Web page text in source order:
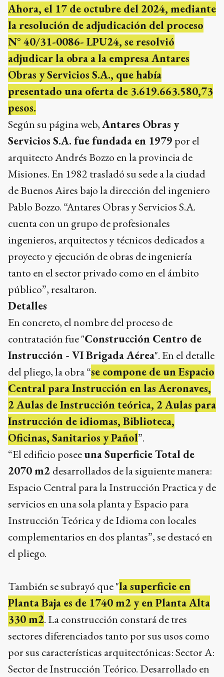
Ahora, el 17 de octubre del 2024, mediante
la resolución de adjudicación del proceso
N° 40/31-0086- LPU24, se resolvió
adjudicar la obra a la empresa Antares
Obras y Servicios S.A., que había
presentado una oferta de 3.619.663.580,73
pesos.
Según su página web,Antares Obras y
Servicios S.A. fue fundada en 1979 por el
arquitecto Andrés Bozzo en la provincia de
Misiones. En 1982 trasladó su sede a la ciudad
de Buenos Aires bajo la dirección del ingeniero
Pablo Bozzo. “Antares Obras y Servicios S.A.
cuenta con un grupo de profesionales
ingenieros, arquitectos y técnicos dedicados a
proyecto y ejecución de obras de ingeniería
tanto en el sector privado como en el ámbito
público”, resaltaron.
Detalles
En concreto, el nombre del proceso de
contratación fue "Construcción Centro de
Instrucción - VI Brigada Aérea". En el detalle
del pliego, la obra “se compone de un Espacio
Central para Instrucción en las Aeronaves,
2 Aulas de Instrucción teórica, 2 Aulas para
Instrucción de idiomas, Biblioteca,
Oficinas, Sanitarios y Pañol”.
“El edificio poseeuna Superficie Total de
2070 m2 desarrollados de la siguiente manera:
Espacio Central para la Instrucción Practica y de
servicios en una sola planta y Espacio para
Instrucción Teórica y de Idioma con locales
complementarios en dos plantas”, se destacó en
el pliego.
También se subrayó que "la superficie en
Planta Baja es de 1740 m2 y en Planta Alta
330 m2. La construcción constará de tres
sectores diferenciados tanto por sus usos como
por sus características arquitectónicas: Sector A:
Sector de Instrucción Teórico. Desarrollado en